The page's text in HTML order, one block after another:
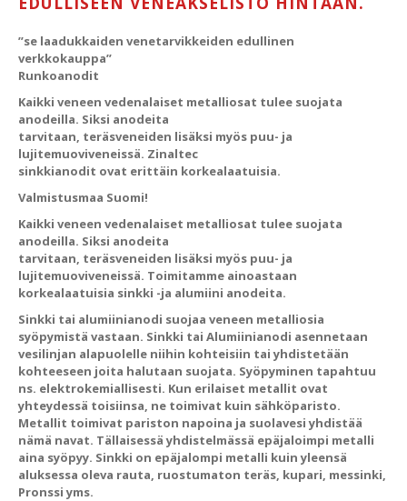
”se laadukkaiden venetarvikkeiden edullinen
verkkokauppa”
Runkoanodit
Kaikki veneen vedenalaiset metalliosat tulee suojata
anodeilla. Siksi anodeita
tarvitaan, teräsveneiden lisäksi myös puu- ja
lujitemuoviveneissä. Zinaltec
sinkkianodit ovat erittäin korkealaatuisia.
Valmistusmaa Suomi!
Kaikki veneen vedenalaiset metalliosat tulee suojata
anodeilla. Siksi anodeita
tarvitaan, teräsveneiden lisäksi myös puu- ja
lujitemuoviveneissä. Toimitamme ainoastaan
korkealaatuisia sinkki -ja alumiini anodeita.
Sinkki tai alumiinianodi suojaa veneen metalliosia
syöpymistä vastaan. Sinkki tai Alumiinianodi asennetaan
vesilinjan alapuolelle niihin kohteisiin tai yhdistetään
kohteeseen joita halutaan suojata. Syöpyminen tapahtuu
ns. elektrokemiallisesti. Kun erilaiset metallit ovat
yhteydessä toisiinsa, ne toimivat kuin sähköparisto.
Metallit toimivat pariston napoina ja suolavesi yhdistää
nämä navat. Tällaisessä yhdistelmässä epäjaloimpi metalli
aina syöpyy. Sinkki on epäjalompi metalli kuin yleensä
aluksessa oleva rauta, ruostumaton teräs, kupari, messinki,
Pronssi yms.